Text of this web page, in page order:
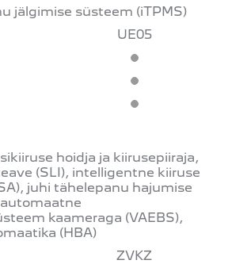
jälgimise süsteem (iTPMS)
UE05
Standardvarustus
Standardvarustus
Standardvarustus
hoidja ja kiirusepiiraja,
(SLI), intelligentne kiiruse
juhi tähelepanu hajumise
kaameraga (VAEBS),
(HBA)
ZVKZ